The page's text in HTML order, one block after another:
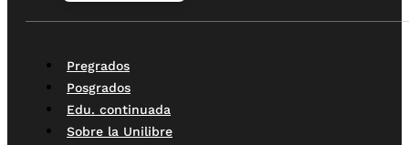
Pregrados
Posgrados
Edu. continuada
Sobre la Unilibre